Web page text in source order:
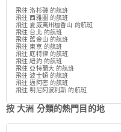
飛往 洛杉磯 的航班
飛往 西雅圖 的航班
飛往 夏威夷州檀香山 的航班
飛往 台北 的航班
飛往 舊金山 的航班
飛往 東京 的航班
飛往 底特律 的航班
飛往 紐約 的航班
飛往 亞特蘭大 的航班
飛往 波士頓 的航班
飛往 邁阿密 的航班
飛往 明尼阿波利斯 的航班
按 大洲 分類的熱門目的地